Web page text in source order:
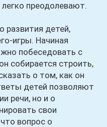
преодолевают.
детей,
игры. Начиная
побеседовать с
собирается строить,
о том, как он
детей позволяют
речи, но и о
свои
вопрос о